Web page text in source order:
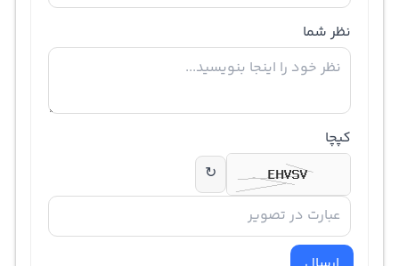
نظر شما
کپچا
↻